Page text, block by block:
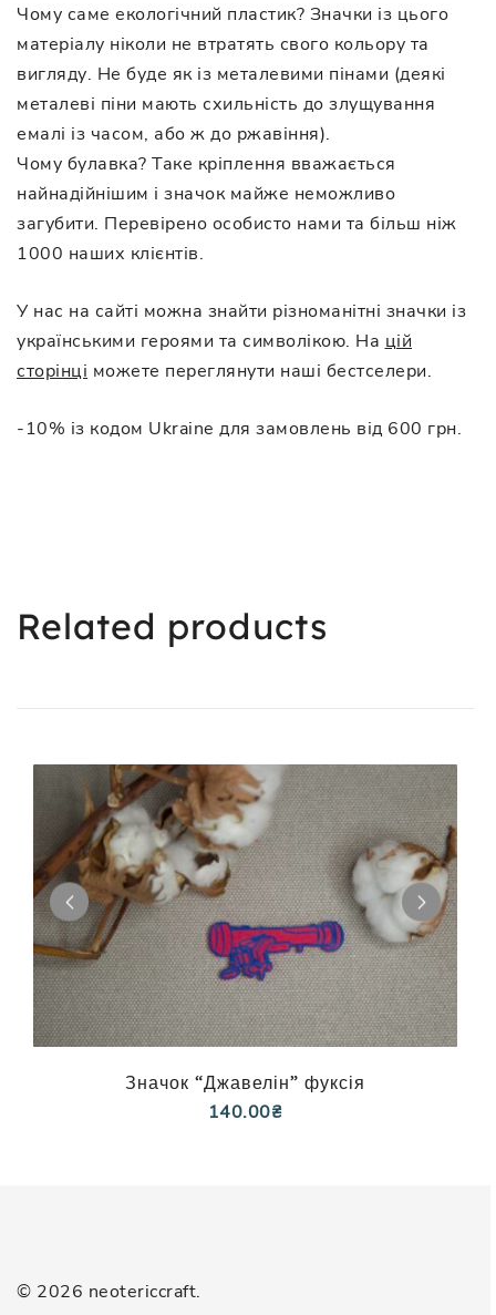
Чому саме екологічний пластик? Значки із цього
матеріалу ніколи не втратять свого кольору та
вигляду. Не буде як із металевими пінами (деякі
металеві піни мають схильність до злущування
емалі із часом, або ж до ржавіння).
Чому булавка? Таке кріплення вважається
найнадійнішим і значок майже неможливо
загубити. Перевірено особисто нами та більш ніж
1000 наших клієнтів.
У нас на сайті можна знайти різноманітні значки із
українськими героями та символікою. На цій
сторінці можете переглянути наші бестселери.
-10% із кодом Ukraine для замовлень від 600 грн.
Related products
Значок “Джавелін” фуксія
140.00₴
© 2026 neotericcraft.